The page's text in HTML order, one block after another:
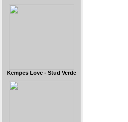
Kempes Love - Stud Verde